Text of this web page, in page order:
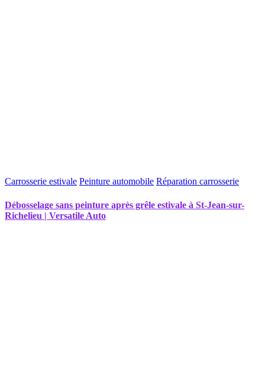
Carrosserie estivale Peinture automobile Réparation carrosserie
Débosselage sans peinture après grêle estivale à St-Jean-sur-
Richelieu | Versatile Auto